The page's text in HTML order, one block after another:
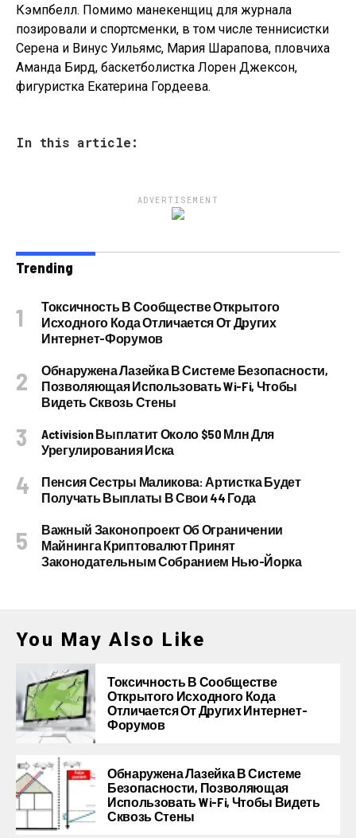
Кэмпбелл. Помимо манекенщиц для журнала
позировали и спортсменки, в том числе теннисистки
Серена и Винус Уильямс, Мария Шарапова, пловчиха
Аманда Бирд, баскетболистка Лорен Джексон,
фигуристка Екатерина Гордеева.
In this article:
ADVERTISEMENT
Trending
Токсичность В Сообществе Открытого
Исходного Кода Отличается От Других
Интернет-Форумов
Обнаружена Лазейка В Системе Безопасности,
Позволяющая Использовать Wi-Fi, Чтобы
Видеть Сквозь Стены
Activision Выплатит Около $50 Млн Для
Урегулирования Иска
Пенсия Сестры Маликова: Артистка Будет
Получать Выплаты В Свои 44 Года
Важный Законопроект Об Ограничении
Майнинга Криптовалют Принят
Законодательным Собранием Нью-Йорка
You May Also Like
Токсичность В Сообществе
Открытого Исходного Кода
Отличается От Других Интернет-
Форумов
Обнаружена Лазейка В Системе
Безопасности, Позволяющая
Использовать Wi-Fi, Чтобы Видеть
Сквозь Стены